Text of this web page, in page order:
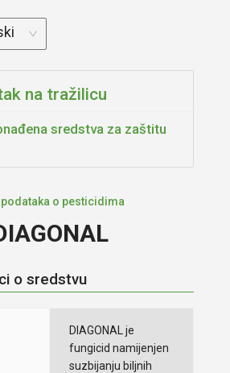
na tražilicu
sredstva za zaštitu
podataka o pesticidima
o sredstvu
DIAGONAL je
fungicid namijenjen
suzbijanju biljnih